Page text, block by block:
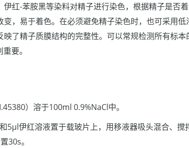
红-苯胺黑等染料对精子进行染色，根据精子是否
，易于着色。在必须避免精子染色时，也可采用
了精子质膜结构的完整性。可以常规检测所有标
要。
）溶于100ml 0.9%NaCl中。
5μl伊红溶液置于载玻片上，用移液器吸头混合、搅
30s。